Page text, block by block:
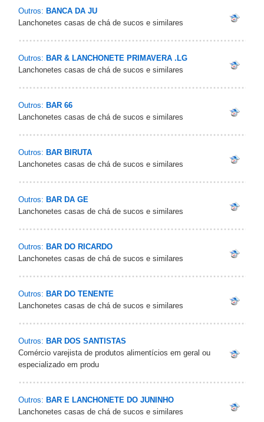
Outros: BANCA DA JU
Lanchonetes casas de chá de sucos e similares
Outros: BAR & LANCHONETE PRIMAVERA .LG
Lanchonetes casas de chá de sucos e similares
Outros: BAR 66
Lanchonetes casas de chá de sucos e similares
Outros: BAR BIRUTA
Lanchonetes casas de chá de sucos e similares
Outros: BAR DA GE
Lanchonetes casas de chá de sucos e similares
Outros: BAR DO RICARDO
Lanchonetes casas de chá de sucos e similares
Outros: BAR DO TENENTE
Lanchonetes casas de chá de sucos e similares
Outros: BAR DOS SANTISTAS
Comércio varejista de produtos alimentícios em geral ou
especializado em produ
Outros: BAR E LANCHONETE DO JUNINHO
Lanchonetes casas de chá de sucos e similares